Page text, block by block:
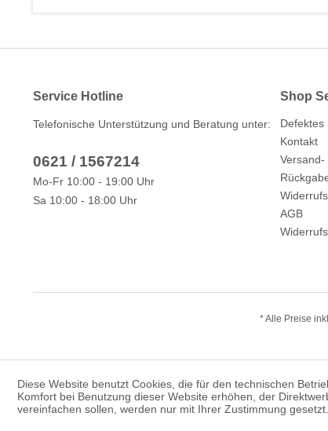
Service Hotline
Telefonische Unterstützung und Beratung unter:
0621 / 1567214
Mo-Fr 10:00 - 19:00 Uhr
Sa 10:00 - 18:00 Uhr
Shop
Defektes
Kontakt
AGB
* Alle Preise
Diese Website benutzt Cookies, die für den technischen
Komfort bei Benutzung dieser Website erhöhen, der
vereinfachen sollen, werden nur mit Ihrer Zustimmung gesetzt.